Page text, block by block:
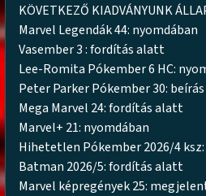
KÖVETKEZŐ KIADVÁNYUNK
Marvel Legendák 44: nyomdában
Vasember 3 : fordítás alatt
Lee-Romita Pókember 6 HC:
Peter Parker Pókember 30:
Mega Marvel 24: fordítás alatt
Marvel+ 21: nyomdában
Hihetetlen Pókember 2026/4
Batman 2026/5: fordítás alatt
Marvel képregények 25: